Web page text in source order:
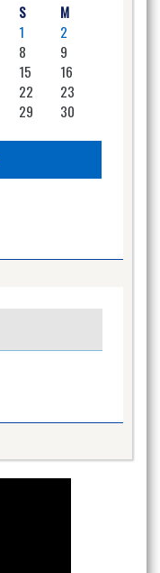
S
M
1
2
8
9
15
16
22
23
29
30